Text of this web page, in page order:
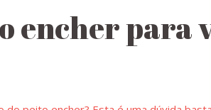
encher para